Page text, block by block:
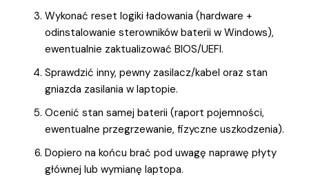
Wykonać reset logiki ładowania (hardware +
odinstalowanie sterowników baterii w Windows),
ewentualnie zaktualizować BIOS/UEFI.
Sprawdzić inny, pewny zasilacz/kabel oraz stan
gniazda zasilania w laptopie.
Ocenić stan samej baterii (raport pojemności,
ewentualne przegrzewanie, fizyczne uszkodzenia).
Dopiero na końcu brać pod uwagę naprawę płyty
głównej lub wymianę laptopa.